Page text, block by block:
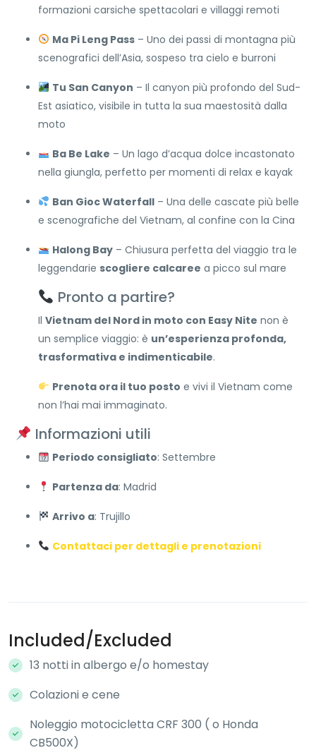
formazioni carsiche spettacolari e villaggi remoti
Ma Pi Leng Pass– Uno dei passi di montagna più
scenografici dell’Asia, sospeso tra cielo e burroni
Tu San Canyon – Il canyon più profondo del Sud-
Est asiatico, visibile in tutta la sua maestosità dalla
moto
Ba Be Lake – Un lago d’acqua dolce incastonato
nella giungla, perfetto per momenti di relax e kayak
Ban Gioc Waterfall– Una delle cascate più belle
e scenografiche del Vietnam, al confine con la Cina
Halong Bay– Chiusura perfetta del viaggio tra le
leggendarie scogliere calcaree a picco sul mare
Pronto a partire?
Il Vietnam del Nord in moto con Easy Nite non è
un semplice viaggio: è un’esperienza profonda,
trasformativa e indimenticabile.
Prenota ora il tuo posto e vivi il Vietnam come
non l’hai mai immaginato.
Informazioni utili
Periodo consigliato: Settembre
Partenza da: Madrid
Arrivo a: Trujillo
Contattaci per dettagli e prenotazioni
Included/Excluded
13 notti in albergo e/o homestay
Colazioni e cene
Noleggio motocicletta CRF 300 ( o Honda
CB500X)